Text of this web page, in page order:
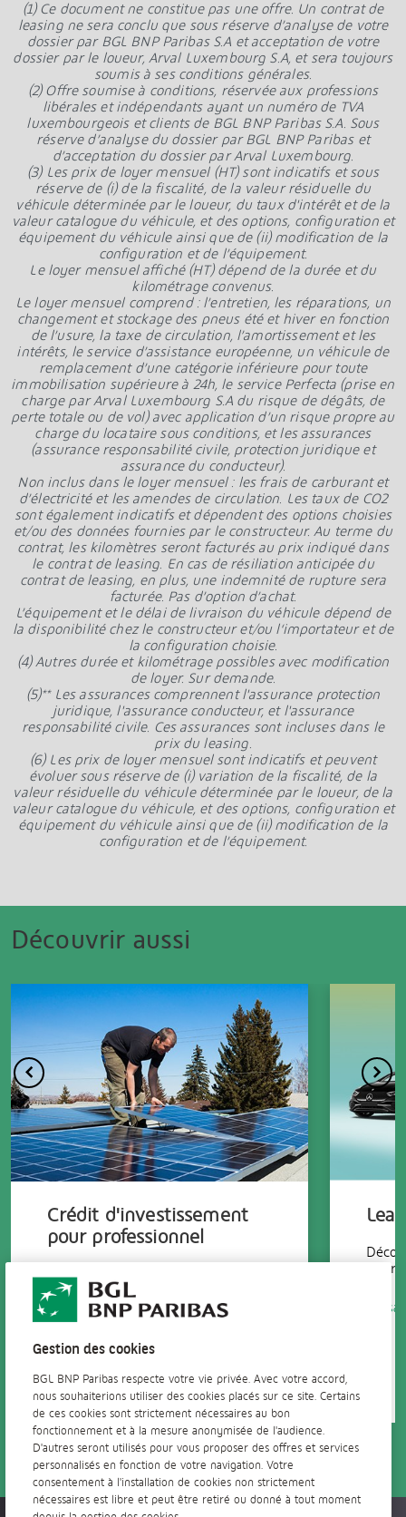
(1) Ce document ne constitue pas une offre. Un contrat de
leasing ne sera conclu que sous réserve d’analyse de votre
dossier par BGL BNP Paribas S.A et acceptation de votre
dossier par le loueur, Arval Luxembourg S.A, et sera toujours
soumis à ses conditions générales.
(2) Offre soumise à conditions, réservée aux professions
libérales et indépendants ayant un numéro de TVA
luxembourgeois et clients de BGL BNP Paribas S.A. Sous
réserve d’analyse du dossier par BGL BNP Paribas et
d’acceptation du dossier par Arval Luxembourg.
(3) Les prix de loyer mensuel (HT) sont indicatifs et sous
réserve de (i) de la fiscalité, de la valeur résiduelle du
véhicule déterminée par le loueur, du taux d'intérêt et de la
valeur catalogue du véhicule, et des options, configuration et
équipement du véhicule ainsi que de (ii) modification de la
configuration et de l’équipement.
Le loyer mensuel affiché (HT) dépend de la durée et du
kilométrage convenus.
Le loyer mensuel comprend : l’entretien, les réparations, un
changement et stockage des pneus été et hiver en fonction
de l’usure, la taxe de circulation, l’amortissement et les
intérêts, le service d’assistance européenne, un véhicule de
remplacement d’une catégorie inférieure pour toute
immobilisation supérieure à 24h, le service Perfecta (prise en
charge par Arval Luxembourg S.A du risque de dégâts, de
perte totale ou de vol) avec application d’un risque propre au
charge du locataire sous conditions, et les assurances
(assurance responsabilité civile, protection juridique et
assurance du conducteur).
Non inclus dans le loyer mensuel : les frais de carburant et
d’électricité et les amendes de circulation. Les taux de CO2
sont également indicatifs et dépendent des options choisies
et/ou des données fournies par le constructeur. Au terme du
contrat, les kilomètres seront facturés au prix indiqué dans
le contrat de leasing. En cas de résiliation anticipée du
contrat de leasing, en plus, une indemnité de rupture sera
facturée. Pas d’option d’achat.
L’équipement et le délai de livraison du véhicule dépend de
la disponibilité chez le constructeur et/ou l‘importateur et de
la configuration choisie.
(4) Autres durée et kilométrage possibles avec modification
de loyer. Sur demande.
(5)** Les assurances comprennent l'assurance protection
juridique, l'assurance conducteur, et l'assurance
responsabilité civile. Ces assurances sont incluses dans le
prix du leasing.
(6) Les prix de loyer mensuel sont indicatifs et peuvent
évoluer sous réserve de (i) variation de la fiscalité, de la
valeur résiduelle du véhicule déterminée par le loueur, de la
valeur catalogue du véhicule, et des options, configuration et
équipement du véhicule ainsi que de (ii) modification de la
configuration et de l’équipement.
Découvrir aussi
Crédit d'investissement
pour professionnel
Le crédit d'investissement de la
BGL BNP Paribas vous permet de
financer tout type de projet
professionnel. Découvrez tous ses
avantages.
En savoir +
pour
En
Gestion des cookies
BGL BNP Paribas respecte votre vie privée. Avec votre accord,
nous souhaiterions utiliser des cookies placés sur ce site. Certains
de ces cookies sont strictement nécessaires au bon
fonctionnement et à la mesure anonymisée de l'audience.
D'autres seront utilisés pour vous proposer des offres et services
personnalisés en fonction de votre navigation. Votre
consentement à l'installation de cookies non strictement
nécessaires est libre et peut être retiré ou donné à tout moment